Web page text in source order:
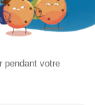
légales
les repas.